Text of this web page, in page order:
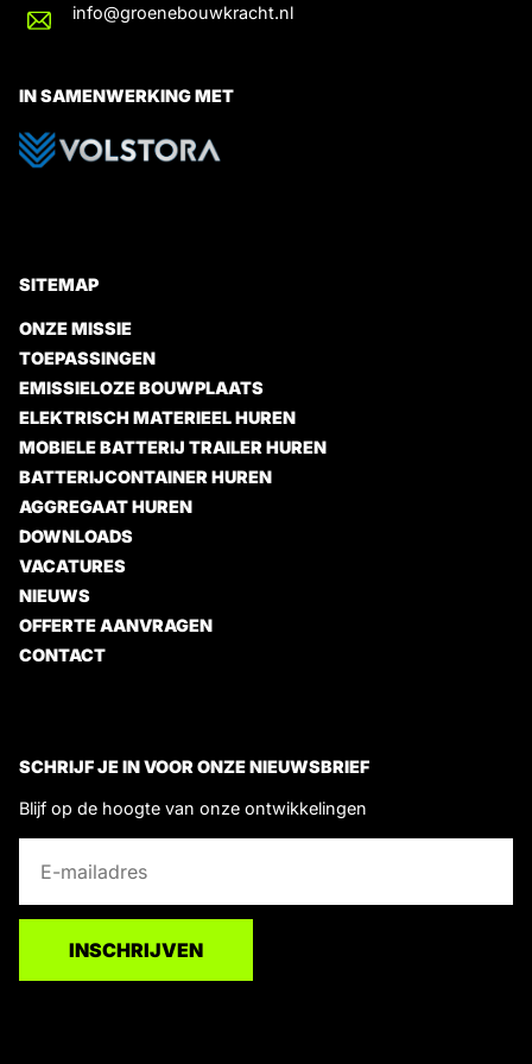
info@groenebouwkracht.nl
IN SAMENWERKING MET
SITEMAP
ONZE MISSIE
TOEPASSINGEN
EMISSIELOZE BOUWPLAATS
ELEKTRISCH MATERIEEL HUREN
MOBIELE BATTERIJ TRAILER HUREN
BATTERIJCONTAINER HUREN
AGGREGAAT HUREN
DOWNLOADS
VACATURES
NIEUWS
OFFERTE AANVRAGEN
CONTACT
SCHRIJF JE IN VOOR ONZE NIEUWSBRIEF
Blijf op de hoogte van onze ontwikkelingen
m
m
INSCHRIJVEN